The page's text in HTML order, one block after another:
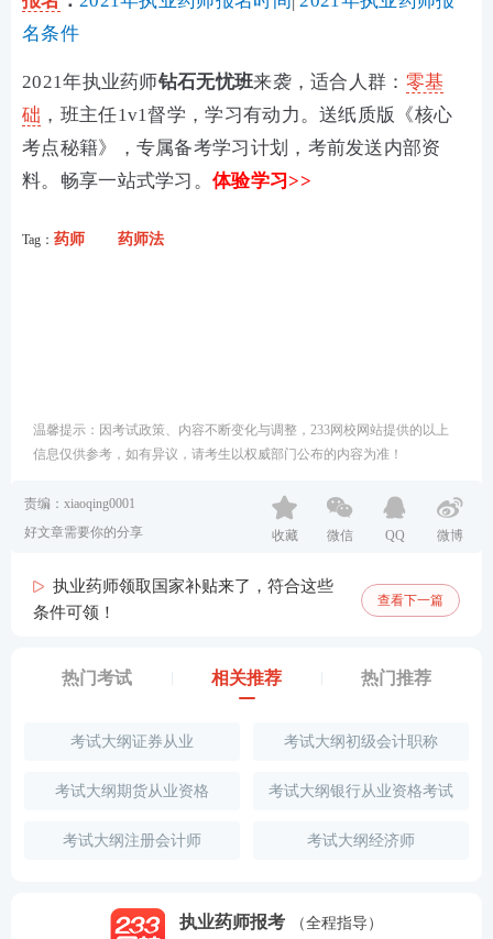
名条件
2021年执业药师钻石无忧班来袭，适合人群： 零基
础 ，班主任1v1督学，学习有动力。送纸质版《核心
考点秘籍》，专属备考学习计划，考前发送内部资
料。畅享一站式学习。体验学习>>
Tag： 药师 药师法
温馨提示：因考试政策、内容不断变化与调整，233网校网站提供的以上
信息仅供参考，如有异议，请考生以权威部门公布的内容为准！
责编：xiaoqing0001
好文章需要你的分享
收藏 微信 QQ 微博
执业药师领取国家补贴来了，符合这些
条件可领！
查看下一篇
热门考试 相关推荐 热门推荐
考试大纲证券从业 考试大纲初级会计职称
考试大纲期货从业资格 考试大纲银行从业资格考试
考试大纲注册会计师 考试大纲经济师
执业药师报考
（全程指导）